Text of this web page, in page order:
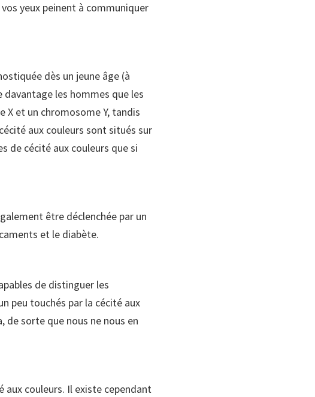
yeux peinent à communiquer
dès un jeune âge (à
les hommes que les
X et un chromosome Y, tandis
aux couleurs sont situés sur
de cécité aux couleurs que si
être déclenchée par un
et le diabète.
de distinguer les
peu touchés par la cécité aux
sorte que nous ne nous en
couleurs. Il existe cependant